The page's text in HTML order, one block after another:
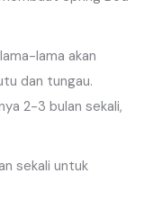
lama akan
dan tungau.
2-3 bulan sekali,
sekali untuk